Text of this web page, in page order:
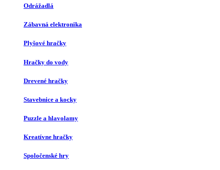
Odrážadlá
Zábavná elektronika
Plyšové hračky
Hračky do vody
Drevené hračky
Stavebnice a kocky
Puzzle a hlavolamy
Kreatívne hračky
Spoločenské hry